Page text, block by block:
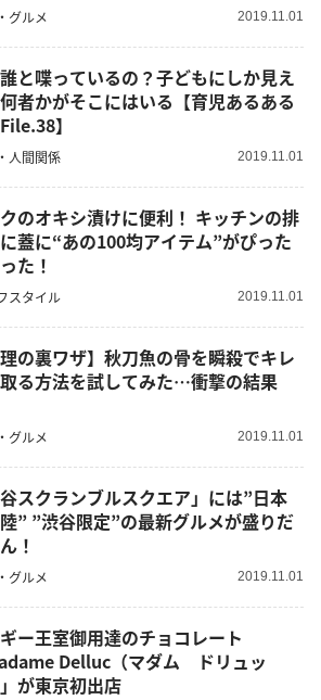
グルメ 2019.11.01
と喋っているの？子どもにしか見え
者かがそこにはいる【育児あるある
】
人間関係 2019.11.01
のオキシ漬けに便利！ キッチンの排
蓋に“あの100均アイテム”がぴった
た！
スタイル 2019.11.01
理の裏ワザ】秋刀魚の骨を瞬殺でキレ
る方法を試してみた…衝撃の結果
グルメ 2019.11.01
谷スクランブルスクエア」には”日本
” ”渋谷限定”の最新グルメが盛りだ
！
グルメ 2019.11.01
ー王室御用達のチョコレート
Delluc（マダム ドリュッ
が東京初出店